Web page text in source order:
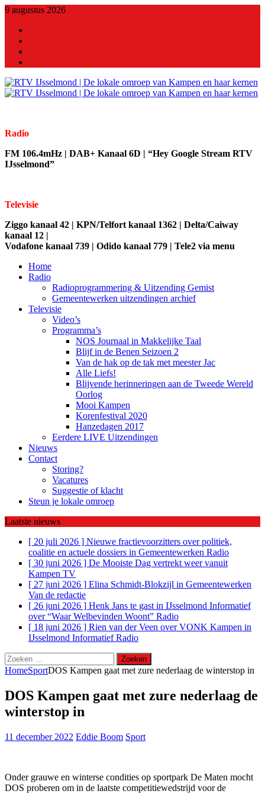
9 augustus 2026
Radio
FM 106.4mHz | DAB+ Kanaal 6D | “Hey Google Stream RTV
IJsselmond”
Televisie
Ziggo kanaal 42 | KPN/Telfort kanaal 1362 | Delta/Caiway
kanaal 12 |
Vodafone kanaal 739 | Odido kanaal 779 | Tele2 via menu
Home
Radio
Radioprogrammering & Uitzending Gemist
Gemeentewerken uitzendingen archief
Televisie
Video’s
Programma’s
NOS Journaal in Makkelijke Taal
Blijf in de Benen Seizoen 2
Van de hak op de tak met meester Jac
Alle Liefs!
Blijvende herinneringen aan de Tweede Wereld
Oorlog
Mooi Kampen
Korenfestival 2020
Hanzedagen 2017
Eerdere LIVE Uitzendingen
Nieuws
Contact
Storing?
Vacatures
Suggestie of klacht
Steun je lokale omroep
Laatste nieuws
[ 20 juli 2026 ] Nieuwe fractievoorzitters over politiek,
coalitie en actuele dossiers in Gemeentewerken Radio
[ 30 juni 2026 ] De Mooiste Dag vertrekt weer vanuit
Kampen TV
[ 27 juni 2026 ] Elina Schmidt-Blokzijl in Gemeentewerken
Van de redactie
[ 26 juni 2026 ] Henk Jans te gast in IJsselmond Informatief
over “Waar Welbevinden Woont” Radio
[ 18 juni 2026 ] Rien van der Veen over VONK Kampen in
IJsselmond InformatiefRadio
Zoeken
naar:
HomeSportDOS Kampen gaat met zure nederlaag de winterstop in
DOS Kampen gaat met zure nederlaag de
winterstop in
11 december 2022 Eddie Boom Sport
Onder grauwe en winterse condities op sportpark De Maten mocht
DOS proberen om in de laatste competitiewedstrijd voor de